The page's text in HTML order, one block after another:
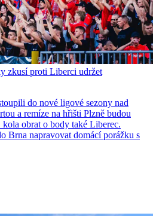
zkusí proti Liberci udržet
do nové ligové sezony nad
a remíze na hřišti Plzně budou
obrat o body také Liberec.
Brna napravovat domácí porážku s